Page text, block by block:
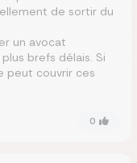
de sortir du
un avocat
brefs délais. Si
peut couvrir ces
0